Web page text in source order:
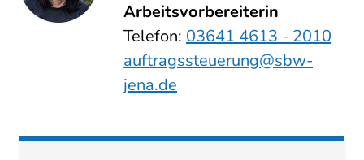
Arbeitsvorbereiterin
Telefon: 03641 4613 - 2010
auftragssteuerung@sbw-
jena.de